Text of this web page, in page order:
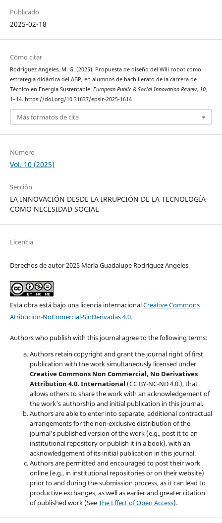
Publicado
2025-02-18
Cómo citar
Rodríguez Angeles, M. G. (2025). Propuesta de diseño del Wili robot como
estrategia didáctica del ABP, en alumnos de bachillerato de la carrera de
Técnico en Energía Sustentable. European Public & Social Innovation Review, 10,
1–14. https://doi.org/10.31637/epsir-2025-1614
Más formatos de cita
Número
Vol. 10 (2025)
Sección
LA INNOVACIÓN DESDE LA IRRUPCIÓN DE LA TECNOLOGÍA
COMO NECESIDAD SOCIAL
Licencia
Derechos de autor 2025 María Guadalupe Rodríguez Angeles
Esta obra está bajo una licencia internacionalCreative Commons
Atribución-NoComercial-SinDerivadas 4.0.
Authors who publish with this journal agree to the following terms:
Authors retain copyright and grant the journal right of first
publication with the work simultaneously licensed under
Creative Commons Non Commercial, No Derivatives
Attribution 4.0. International (CC BY-NC-ND 4.0.), that
allows others to share the work with an acknowledgement of
the work's authorship and initial publication in this journal.
Authors are able to enter into separate, additional contractual
arrangements for the non-exclusive distribution of the
journal's published version of the work (e.g., post it to an
institutional repository or publish it in a book), with an
acknowledgement of its initial publication in this journal.
Authors are permitted and encouraged to post their work
online (e.g., in institutional repositories or on their website)
prior to and during the submission process, as it can lead to
productive exchanges, as well as earlier and greater citation
of published work (SeeThe Effect of Open Access).